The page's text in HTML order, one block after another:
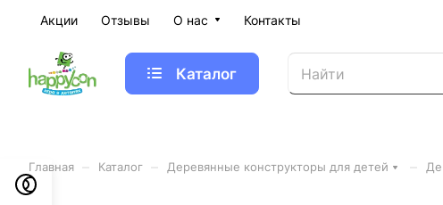
Акции Отзывы О нас Контакты
Каталог
Главная Каталог Деревянные конструкторы для детей